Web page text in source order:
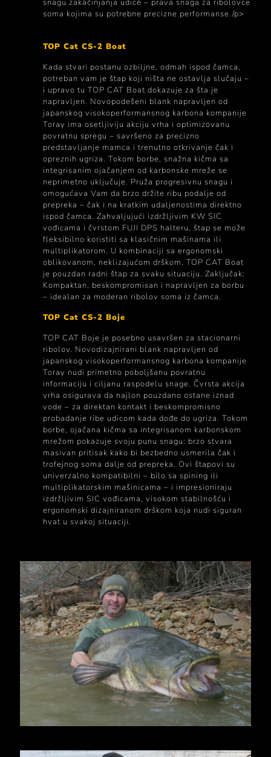
snagu zakačinjanja udice – prava snaga za ribolovce
soma kojima su potrebne precizne performanse./p>
TOP Cat CS-2 Boat
Kada stvari postanu ozbiljne, odmah ispod čamca,
potreban vam je štap koji ništa ne ostavlja slučaju –
i upravo tu TOP CAT Boat dokazuje za šta je
napravljen. Novopodešeni blank napravljen od
japanskog visokoperformansnog karbona kompanije
Toray ima osetljiviju akciju vrha i optimizovanu
povratnu spregu – savršeno za precizno
predstavljanje mamca i trenutno otkrivanje čak i
opreznih ugriza. Tokom borbe, snažna kičma sa
integrisanim ojačanjem od karbonske mreže se
neprimetno uključuje. Pruža progresivnu snagu i
omogućava Vam da brzo držite ribu podalje od
prepreka – čak i na kratkim udaljenostima direktno
ispod čamca. Zahvaljujući izdržljivim KW SIC
vođicama i čvrstom FUJI DPS halteru, štap se može
fleksibilno koristiti sa klasičnim mašinama ili
multiplikatorom. U kombinaciji sa ergonomski
oblikovanom, neklizajućom drškom, TOP CAT Boat
je pouzdan radni štap za svaku situaciju. Zaključak:
Kompaktan, beskompromisan i napravljen za borbu
– idealan za moderan ribolov soma iz čamca.
TOP Cat CS-2 Boje
TOP CAT Boje je posebno usavršen za stacionarni
ribolov. Novodizajnirani blank napravljen od
japanskog visokoperformansnog karbona kompanije
Toray nudi primetno poboljšanu povratnu
informaciju i ciljanu raspodelu snage. Čvrsta akcija
vrha osigurava da najlon pouzdano ostane iznad
vode – za direktan kontakt i beskompromisno
probadanje ribe udicom kada dođe do ugriza. Tokom
borbe, ojačana kičma sa integrisanom karbonskom
mrežom pokazuje svoju punu snagu: brzo stvara
masivan pritisak kako bi bezbedno usmerila čak i
trofejnog soma dalje od prepreka. Ovi štapovi su
univerzalno kompatibilni – bilo sa spining ili
multiplikatorskim mašinicama – i impresioniraju
izdržljivim SIC vođicama, visokom stabilnošću i
ergonomski dizajniranom drškom koja nudi siguran
hvat u svakoj situaciji.